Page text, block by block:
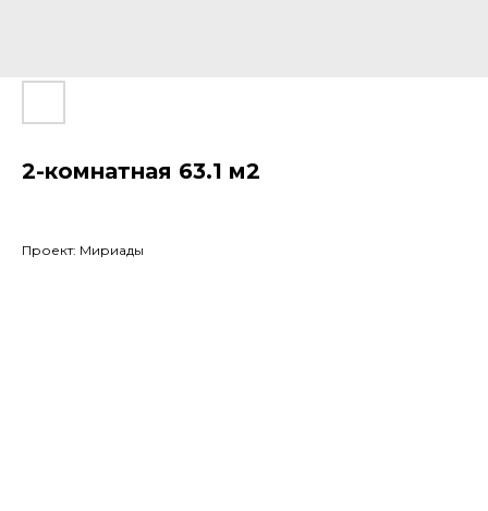
2-комнатная 63.1 м2
Проект: Мириады